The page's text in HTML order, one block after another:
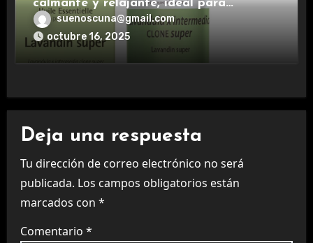
calmante y relajante, ideal para
aromaterapia.
suenoscuna@gmail.com
octubre 16, 2025
Deja una respuesta
Tu dirección de correo electrónico no será
publicada. Los campos obligatorios están
marcados con *
Comentario *